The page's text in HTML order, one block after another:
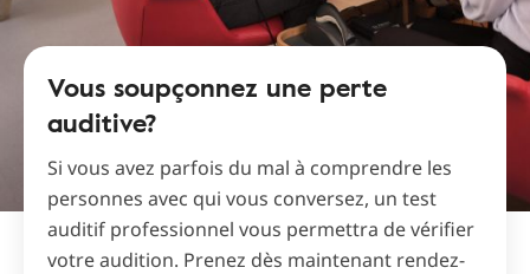
Vous soupçonnez une perte
auditive?
Si vous avez parfois du mal à comprendre les
personnes avec qui vous conversez, un test
auditif professionnel vous permettra de vérifier
votre audition. Prenez dès maintenant rendez-